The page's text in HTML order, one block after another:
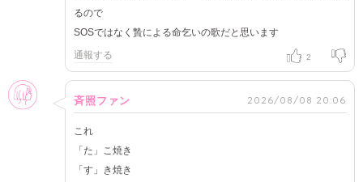
るので
SOSではなく贄による命乞いの歌だと思います
通報する 2
女性
斉照ファン 2026/08/08 20:06
これ
「た」こ焼き
「す」き焼き